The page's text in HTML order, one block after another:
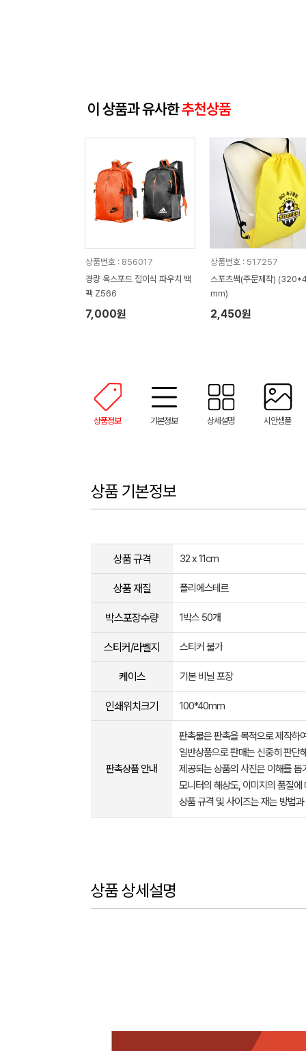
이 상품과 유사한추천상품
상품번호 : 856017
경량 옥스포드 접이식 파우치 백
팩 Z566
7,000원
상품번호 : 517257
스포츠쌕(주문제작)
mm)
2,450원
상품정보 기본정보 상세설명 시안샘플
상품 기본정보
상품 규격 32 x 11cm
상품 재질 폴리에스테르
박스포장수량 1박스 50개
스티커/라벨지 스티커 불가
케이스 기본 비닐 포장
인쇄위치크기 100*40mm
판촉상품 안내
판촉물은 판촉을 목적으로 제작하
일반상품으로 판매는 신중히 판단
제공되는 상품의 사진은 이해를
모니터의 해상도, 이미지의 품질
상품 규격 및 사이즈는 재는 방법
상품 상세설명